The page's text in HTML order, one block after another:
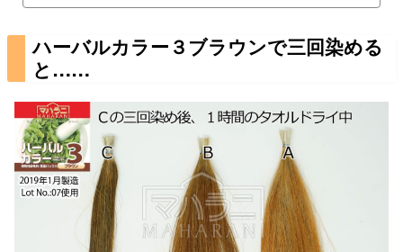
抑えてくれます。そもそも液体ではありませんハ
ブの根、などを粉末にしただけの、匂いは薬草や
スパイスの粉といった感じのハーブの粉シャンプ
arani.jp/maha...
ハーバルカラー３ブラウンで三回染める
と……